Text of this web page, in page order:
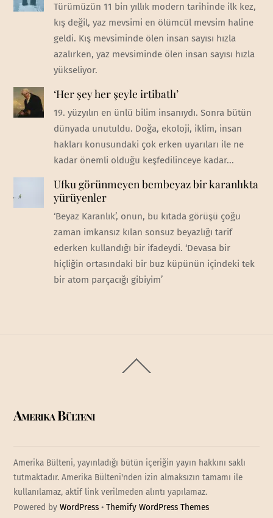
Türümüzün 11 bin yıllık modern tarihinde ilk kez,
kış değil, yaz mevsimi en ölümcül mevsim haline
geldi. Kış mevsiminde ölen insan sayısı hızla
azalırken, yaz mevsiminde ölen insan sayısı hızla
yükseliyor.
‘Her şey her şeyle irtibatlı’
19. yüzyılın en ünlü bilim insanıydı. Sonra bütün
dünyada unutuldu. Doğa, ekoloji, iklim, insan
hakları konusundaki çok erken uyarıları ile ne
kadar önemli olduğu keşfedilinceye kadar...
Ufku görünmeyen bembeyaz bir karanlıkta
yürüyenler
‘Beyaz Karanlık’, onun, bu kıtada görüşü çoğu
zaman imkansız kılan sonsuz beyazlığı tarif
ederken kullandığı bir ifadeydi. ‘Devasa bir
hiçliğin ortasındaki bir buz küpünün içindeki tek
bir atom parçacığı gibiyim’
To
Amerika Bülteni
Amerika Bülteni, yayınladığı bütün içeriğin yayın hakkını saklı
tutmaktadır. Amerika Bülteni'nden izin almaksızın tamamı ile
kullanılamaz, aktif link verilmeden alıntı yapılamaz.
Powered byWordPress •Themify WordPress Themes